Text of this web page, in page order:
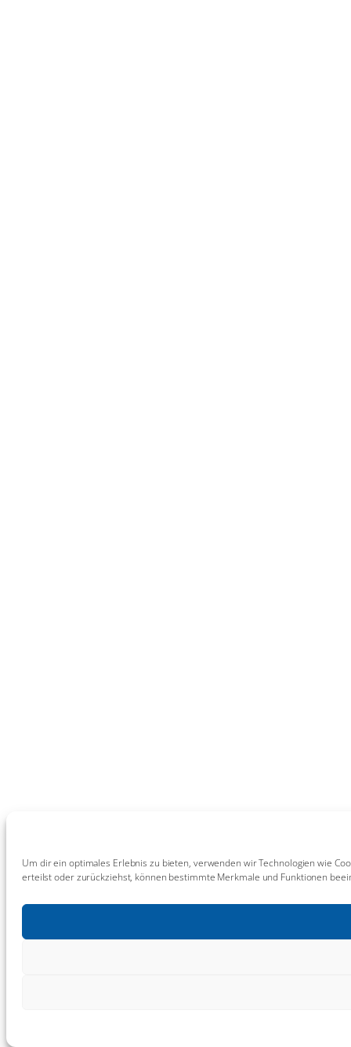
Um dir ein optimales Erlebnis zu bieten, verwenden wir Technologien wie
erteilst oder zurückziehst, können bestimmte Merkmale und Funktionen